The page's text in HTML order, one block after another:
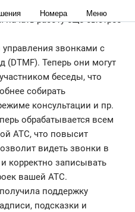
Номера Меню
работу еще быстрее
звонками с
Теперь они могут
беседы, что
собирать
консультации и пр.
обрабатывается всем
АТС, что повысит
видеть звонки в
корректно записывать
вашей АТС.
поддержку
подсказки и